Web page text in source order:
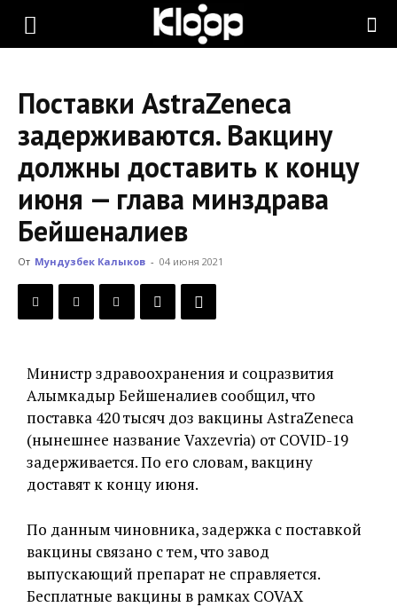
KLOOP.KG
Новости
Кыргызстана
Поставки AstraZeneca
задерживаются. Вакцину
должны доставить к концу
июня — глава минздрава
Бейшеналиев
От Мундузбек Калыков - 04 июня 2021
Министр здравоохранения и соцразвития
Алымкадыр Бейшеналиев сообщил, что
поставка 420 тысяч доз вакцины AstraZeneca
(нынешнее название Vaxzevria) от COVID-19
задерживается. По его словам, вакцину
доставят к концу июня.
По данным чиновника, задержка с поставкой
вакцины связано с тем, что завод
выпускающий препарат не справляется.
Бесплатные вакцины в рамках COVAX